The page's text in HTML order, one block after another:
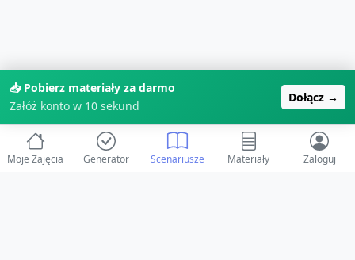
📥 Pobierz materiały za darmo
Załóż konto w 10 sekund
Dołącz →
Moje Zajęcia Generator Scenariusze Materiały Zaloguj